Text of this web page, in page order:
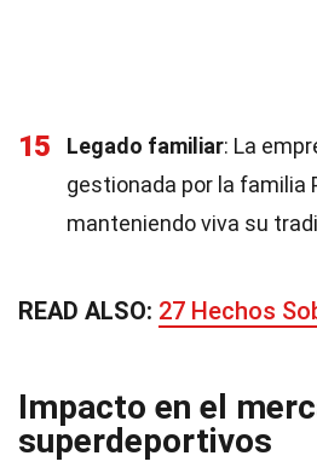
15 Legado familiar: La
gestionada por la familia
manteniendo viva su
READ ALSO: 27 Hechos
Impacto en el
superdeportivos